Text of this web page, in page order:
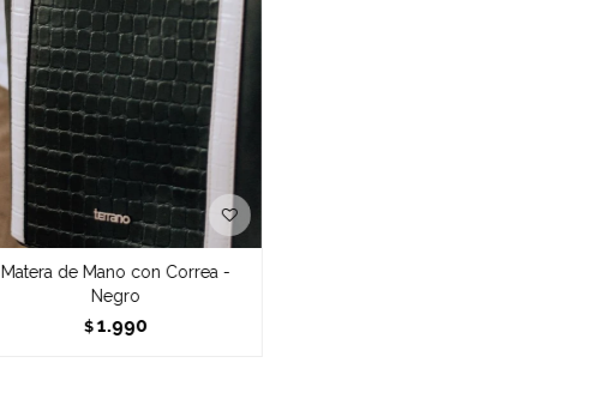
Matera de Mano con Correa -
Negro
$ 1.990